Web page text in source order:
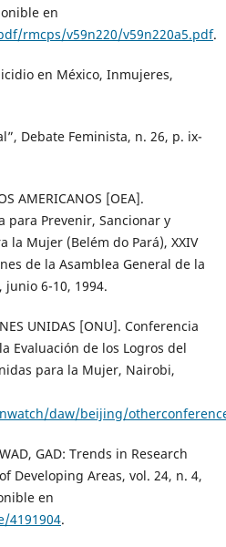
en
rmcps/v59n220/v59n220a5.pdf.
en México, Inmujeres,
Debate Feminista, n. 26, p. ix-
AMERICANOS [OEA].
para Prevenir, Sancionar y
la Mujer (Belém do Pará), XXIV
de la Asamblea General de la
junio 6-10, 1994.
UNIDAS [ONU]. Conferencia
Evaluación de los Logros del
para la Mujer, Nairobi,
daw/beijing/
GAD: Trends in Research
Developing Areas, vol. 24, n. 4,
en
4191904.